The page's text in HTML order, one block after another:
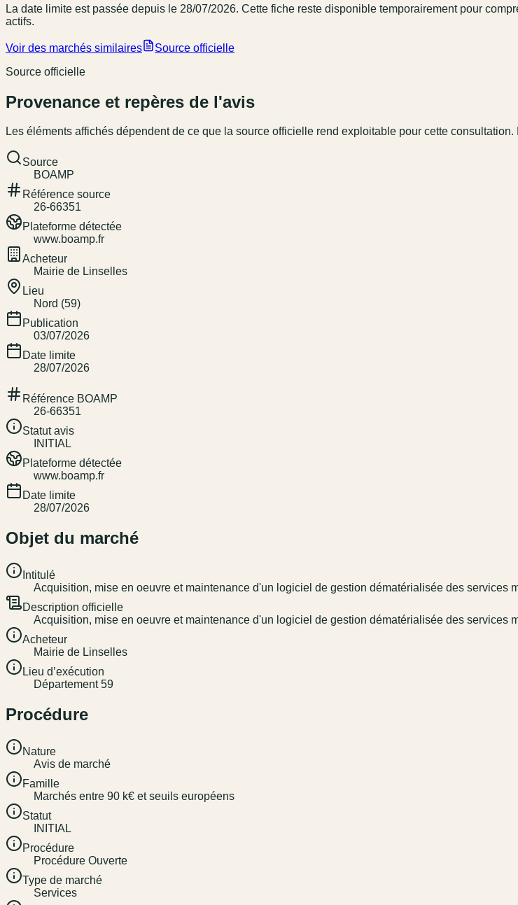
La date limite est passée depuis le 28/07/2026. Cette fiche reste disponible temporairement pour
actifs.
Voir des marchés similaires
Source officielle
Source officielle
Provenance et repères de l'avis
Les éléments affichés dépendent de ce que la source officielle rend exploitable pour cette
Source
BOAMP
Référence source
26-66351
Plateforme détectée
www.boamp.fr
Acheteur
Mairie de Linselles
Lieu
Nord (59)
Publication
03/07/2026
Date limite
28/07/2026
Référence BOAMP
26-66351
Statut avis
INITIAL
Plateforme détectée
www.boamp.fr
Date limite
28/07/2026
Objet du marché
Intitulé
Acquisition, mise en oeuvre et maintenance d'un logiciel de gestion dématérialisée des services
Description officielle
Acquisition, mise en oeuvre et maintenance d'un logiciel de gestion dématérialisée des services
Acheteur
Mairie de Linselles
Lieu d’exécution
Département 59
Procédure
Nature
Avis de marché
Famille
Marchés entre 90 k€ et seuils européens
Statut
INITIAL
Procédure
Procédure Ouverte
Type de marché
Services